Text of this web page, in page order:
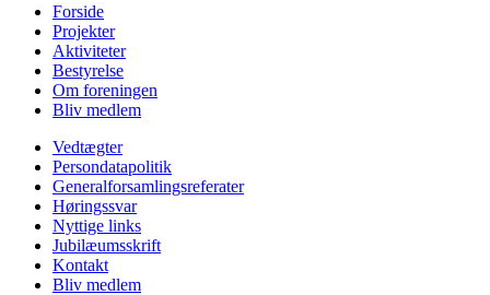
Forside
Projekter
Aktiviteter
Bestyrelse
Om foreningen
Bliv medlem
Vedtægter
Persondatapolitik
Generalforsamlingsreferater
Høringssvar
Nyttige links
Jubilæumsskrift
Kontakt
Bliv medlem